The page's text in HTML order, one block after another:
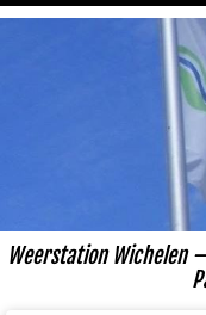
Ga
Weerstation Wichelen